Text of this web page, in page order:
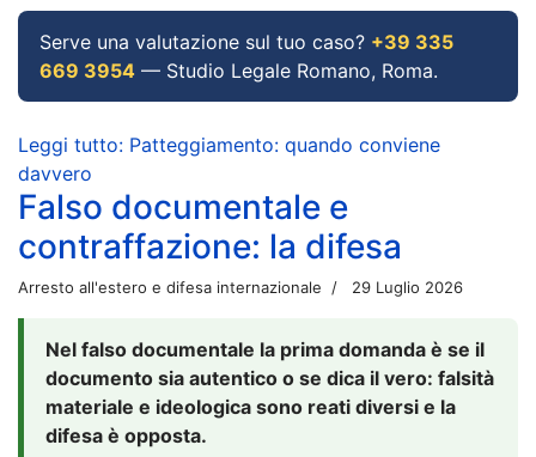
Serve una valutazione sul tuo caso? +39 335
669 3954 — Studio Legale Romano, Roma.
Leggi tutto: Patteggiamento: quando conviene
davvero
Falso documentale e
contraffazione: la difesa
Arresto all'estero e difesa internazionale 29 Luglio 2026
Nel falso documentale la prima domanda è se il
documento sia autentico o se dica il vero: falsità
materiale e ideologica sono reati diversi e la
difesa è opposta.